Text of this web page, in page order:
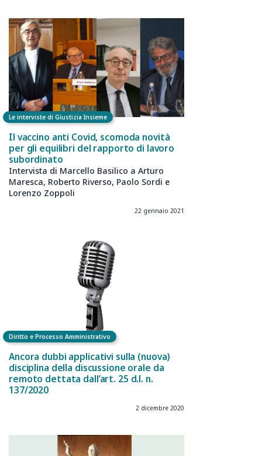
Le interviste di Giustizia Insieme
Il vaccino anti Covid, scomoda novità
per gli equilibri del rapporto di lavoro
subordinato
Intervista di Marcello Basilico a Arturo
Maresca, Roberto Riverso, Paolo Sordi e
Lorenzo Zoppoli
22 gennaio 2021
Diritto e Processo Amministrativo
Ancora dubbi applicativi sulla (nuova)
disciplina della discussione orale da
remoto dettata dall’art. 25 d.l. n.
137/2020
2 dicembre 2020